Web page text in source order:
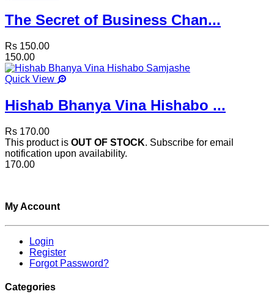
The Secret of Business Chan...
Rs 150.00
150.00
Quick View
Hishab Bhanya Vina Hishabo ...
Rs 170.00
This product is OUT OF STOCK. Subscribe for email
notification upon availability.
170.00
My Account
Login
Register
Forgot Password?
Categories